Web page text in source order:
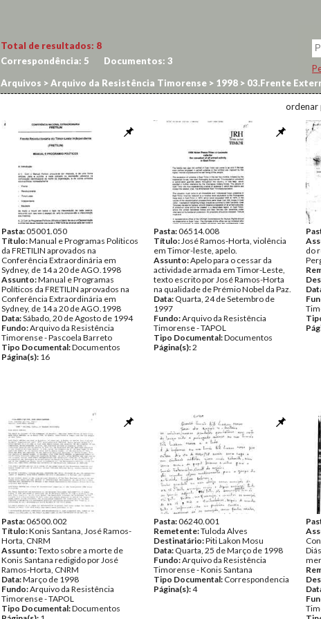
Total de resultados: 8
Correspondência: 5 Documentos: 3
Arquivos >Arquivo da Resistência Timorense > 1998 > 03.Frente
ordenar
Pasta:05001.050
Título:Manual e Programas Políticos
da FRETILIN aprovados na
Conferência Extraordinária em
Sydney, de 14 a 20 de AGO.1998
Assunto:Manual e Programas
Políticos da FRETILIN aprovados na
Conferência Extraordinária em
Sydney, de 14 a 20 de AGO.1998
Data:Sábado, 20 de Agosto de 1994
Fundo:Arquivo da Resistência
Timorense - Pascoela Barreto
Tipo Documental:Documentos
Página(s): 16
Pasta:06514.008
Título:José Ramos-Horta, violência
em Timor-leste, apelo.
Assunto:Apelo para o cessar da
actividade armada em Timor-Leste,
texto escrito por José Ramos-Horta
na qualidade de Prémio Nobel da Paz.
Data: Quarta, 24 de Setembro de
1997
Fundo:Arquivo da Resistência
Timorense - TAPOL
Tipo Documental:Documentos
Página(s):2
do
Pasta:06500.002
Título:Konis Santana, José Ramos-
Horta, CNRM
Assunto:Texto sobre a morte de
Konis Santana redigido por José
Ramos-Horta, CNRM
Data:Março de 1998
Fundo:Arquivo da Resistência
Timorense - TAPOL
Tipo Documental:Documentos
Pasta:06240.001
Remetente:Tuloda Alves
Destinatário:Piti Lakon Mosu
Data: Quarta, 25 de Março de 1998
Fundo:Arquivo da Resistência
Timorense - Konis Santana
Tipo Documental: Correspondencia
Página(s):4